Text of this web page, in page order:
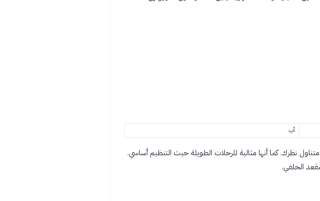
أب
نظرك. كما أنها مثالية للرحلات الطويلة حيث التنظيم أساسي.
الخلفي.